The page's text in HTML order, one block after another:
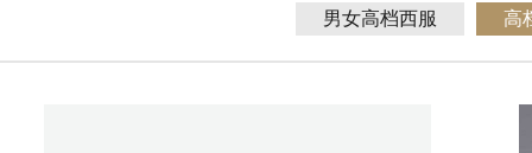
男女高档西服 高